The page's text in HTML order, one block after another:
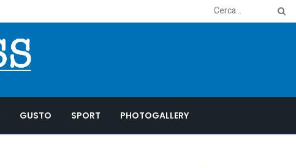
GUSTO SPORT PHOTOGALLERY